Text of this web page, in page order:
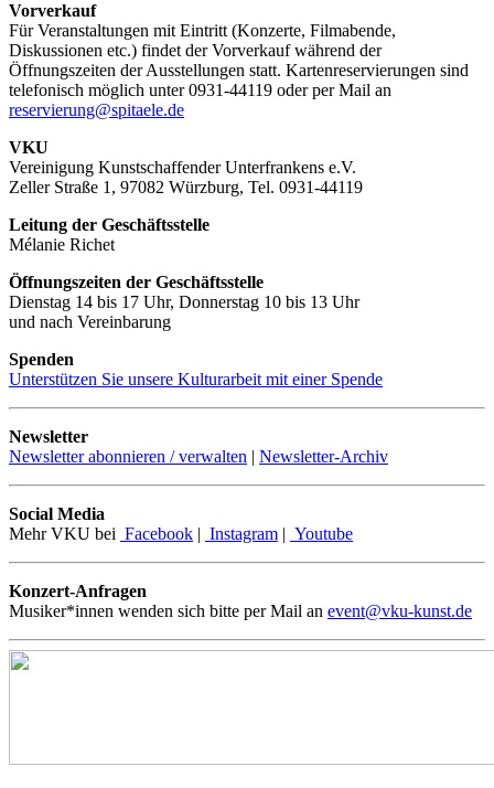
Vorverkauf
Für Veranstaltungen mit Eintritt (Konzerte, Filmabende,
Diskussionen etc.) findet der Vorverkauf während der
Öffnungszeiten der Ausstellungen statt. Kartenreservierungen sind
telefonisch möglich unter 0931-44119 oder per Mail an
reservierung@spitaele.de
VKU
Vereinigung Kunstschaffender Unterfrankens e.V.
Zeller Straße 1, 97082 Würzburg, Tel. 0931-44119
Leitung der Geschäftsstelle
Mélanie Richet
Öffnungszeiten der Geschäftsstelle
Dienstag 14 bis 17 Uhr, Donnerstag 10 bis 13 Uhr
und nach Vereinbarung
Spenden
Unterstützen Sie unsere Kulturarbeit mit einer Spende
Newsletter
Newsletter abonnieren / verwalten | Newsletter-Archiv
Social Media
Mehr VKU bei Facebook | Instagram | Youtube
Konzert-Anfragen
Musiker*innen wenden sich bitte per Mail an event@vku-kunst.de